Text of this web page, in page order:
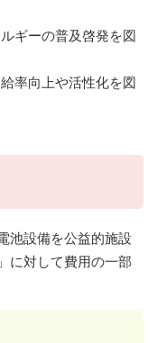
ギーの普及啓発を図
率向上や活性化を図
池設備を公益的施設
に対して費用の一部